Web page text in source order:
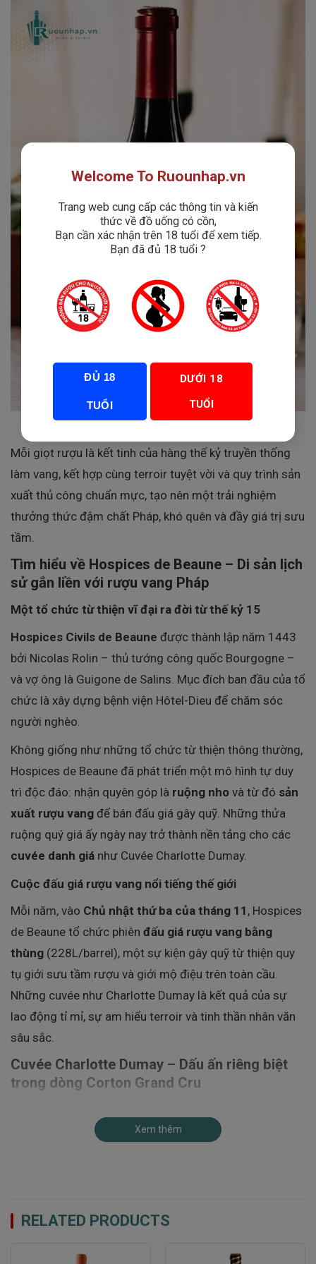
Mỗi giọt rượu là kết tinh của hàng thế kỷ truyền thống
làm vang, kết hợp cùng terroir tuyệt vời và quy trình sản
xuất thủ công chuẩn mực, tạo nên một trải nghiệm
thưởng thức đậm chất Pháp, khó quên và đầy giá trị sưu
tầm.
Tìm hiểu về Hospices de Beaune – Di sản lịch
sử gắn liền với rượu vang Pháp
Một tổ chức từ thiện vĩ đại ra đời từ thế kỷ 15
Hospices Civils de Beaune được thành lập năm 1443
bởi Nicolas Rolin – thủ tướng công quốc Bourgogne –
và vợ ông là Guigone de Salins. Mục đích ban đầu của tổ
chức là xây dựng bệnh viện Hôtel-Dieu để chăm sóc
người nghèo.
Không giống như những tổ chức từ thiện thông thường,
Hospices de Beaune đã phát triển một mô hình tự duy
trì độc đáo: nhận quyên góp là ruộng nho và từ đó sản
xuất rượu vang để bán đấu giá gây quỹ. Những thửa
ruộng quý giá ấy ngày nay trở thành nền tảng cho các
cuvée danh giá như Cuvée Charlotte Dumay.
Cuộc đấu giá rượu vang nổi tiếng thế giới
Mỗi năm, vào Chủ nhật thứ ba của tháng 11 , Hospices
de Beaune tổ chức phiên đấu giá rượu vang bằng
thùng (228L/barrel), một sự kiện gây quỹ từ thiện quy
tụ giới sưu tầm rượu và giới mộ điệu trên toàn cầu.
Những cuvée như Charlotte Dumay là kết quả của sự
lao động tỉ mỉ, sự am hiểu terroir và tinh thần nhân văn
sâu sắc.
Cuvée Charlotte Dumay – Dấu ấn riêng biệt
trong dòng Corton Grand Cru
hảo tâm đã quyên tặng ruộng nho cho Hospices de
khoáng chất, tạo nên hương vị rượu vang đặc trưng với
Xem thêm
RELATED PRODUCTS
Welcome To Ruounhap.vn
Trang web cung cấp các thông tin và kiến
thức về đồ uống có cồn,
Bạn cần xác nhận trên 18 tuổi để xem tiếp.
Bạn đã đủ 18 tuổi ?
ĐỦ 18
TUỔI
DƯỚI 18
TUỔI